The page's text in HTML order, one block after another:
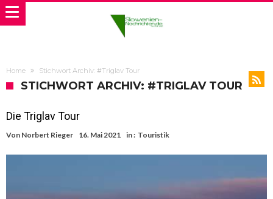
Home Stichwort Archiv: #Triglav Tour
STICHWORT ARCHIV: #TRIGLAV TOUR
Die Triglav Tour
Von Norbert Rieger 16. Mai 2021 in : Touristik